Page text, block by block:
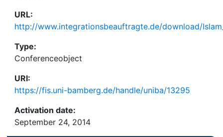
URL:
http://www.integrationsbeauftragte.de/download/
Type:
Conferenceobject
URI:
https://fis.uni-bamberg.de/handle/uniba/13295
Activation date:
September 24, 2014